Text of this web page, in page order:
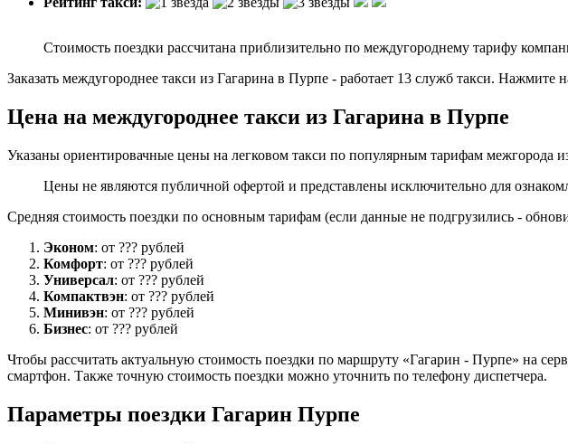
Стоимость поездки рассчитана приблизительно по междугороднему тарифу
Заказать междугороднее такси из Гагарина в Пурпе - работает 13 служб такси.
Цена на междугороднее такси из Гагарина в Пурпе
Указаны ориентировачные цены на легковом такси по популярным тарифам
Цены не являются публичной офертой и представлены исключительно для
Средняя стоимость поездки по основным тарифам (если данные не подгрузились -
Эконом: от ??? рублей
Комфорт: от ??? рублей
Универсал: от ??? рублей
Компактвэн: от ??? рублей
Минивэн: от ??? рублей
Бизнес: от ??? рублей
Чтобы рассчитать актуальную стоимость поездки по маршруту «Гагарин - Пурпе» на
смартфон. Также точную стоимость поездки можно уточнить по телефону диспетчера.
Параметры поездки Гагарин Пурпе